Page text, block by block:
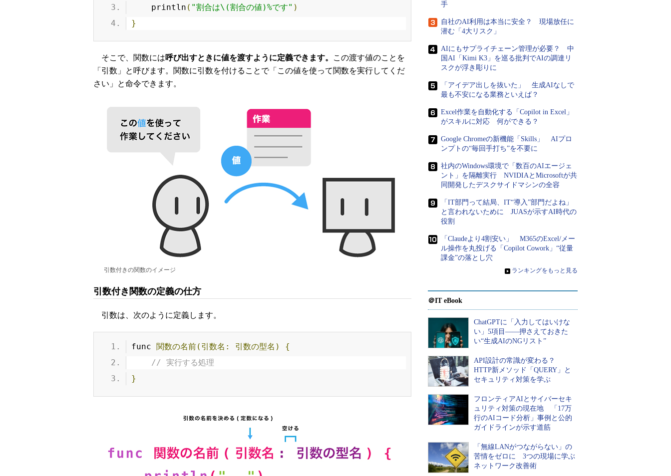
    println
( "割合は\(割合の値)%です" )
}
そこで、関数には呼び出すときに値を渡すように定義できます。
この渡す値のことを
「引数」と呼びます。関数に引数を付けることで「この値を使って関数を実行してくだ
さい」と命令できます。
引数付きの関数のイメージ
引数付き関数の定義の仕方
引数は、次のように定義します。
func 関数の名前(引数名: 引数の型名)
{
// 実行する処理
}
手
自社のAI利用は本当に安全？ 現場放任に
潜む「4大リスク」
AIにもサプライチェーン管理が必要？ 中
国AI「Kimi K3」を巡る批判でAIの調達リ
スクが浮き彫りに
「アイデア出しを抜いた」 生成AIなしで
最も不安になる業務といえば？
Excel作業を自動化する「Copilot in Excel」
がスキルに対応 何ができる？
Google Chromeの新機能「Skills」 AIプロ
ンプトの“毎回手打ち”を不要に
社内のWindows環境で「数百のAIエージェ
ント」を隔離実行 NVIDIAとMicrosoftが共
同開発したデスクサイドマシンの全容
「IT部門って結局、IT“導入”部門だよね」
と言われないために JUASが示すAI時代の
役割
「Claudeより4割安い」 M365のExcel/メー
ル操作を丸投げる「Copilot Cowork」“従量
課金”の落とし穴
» ランキングをもっと見る
＠IT eBook
ChatGPTに「入力してはいけな
い」5項目――押さえておきた
い“生成AIのNGリスト”
API設計の常識が変わる？
HTTP新メソッド「QUERY」と
セキュリティ対策を学ぶ
フロンティアAIとサイバーセキ
ュリティ対策の現在地 「17万
行のAIコード分析」事例と公的
ガイドラインが示す道筋
「無線LANがつながらない」の
苦情をゼロに 3つの現場に学ぶ
ネットワーク改善術